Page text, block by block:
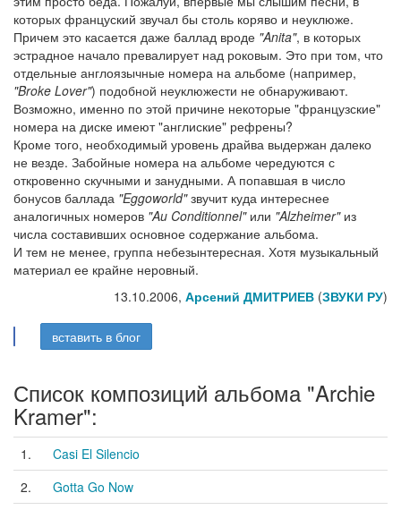
которых француский звучал бы столь коряво и неуклюже.
Причем это касается даже баллад вроде "Anita", в которых
эстрадное начало превалирует над роковым. Это при том, что
отдельные англоязычные номера на альбоме (например,
"Broke Lover") подобной неуклюжести не обнаруживают.
Возможно, именно по этой причине некоторые "французские"
номера на диске имеют "англиские" рефрены?
Кроме того, необходимый уровень драйва выдержан далеко
не везде. Забойные номера на альбоме чередуются с
откровенно скучными и занудными. А попавшая в число
бонусов баллада "Eggoworld"звучит куда интереснее
аналогичных номеров "Au Conditionnel"или "Alzheimer"из
числа составивших основное содержание альбома.
И тем не менее, группа небезынтересная. Хотя музыкальный
материал ее крайне неровный.
13.10.2006, Арсений ДМИТРИЕВ (ЗВУКИ РУ)
вставить в блог
Список композиций альбома "Archie
Kramer":
1.
Casi El Silencio
2.
Gotta Go Now